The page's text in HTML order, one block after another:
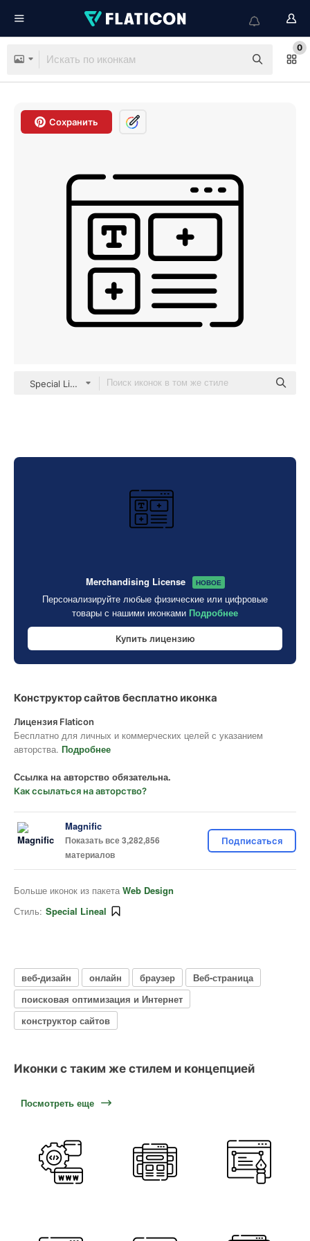
0
Сохранить
Special Lineal
Merchandising License НОВОЕ
Персонализируйте любые физические или цифровые
товары с нашими иконками Подробнее
Купить лицензию
Конструктор сайтов бесплатно иконка
Лицензия Flaticon
Бесплатно для личных и коммерческих целей с указанием
авторства. Подробнее
Ссылка на авторство обязательна.
Как ссылаться на авторство?
Magnific
Показать все 3,282,856
материалов
Подписаться
Больше иконок из пакета Web Design
Стиль: Special Lineal
веб-дизайн онлайн браузер
Веб-страница
поисковая оптимизация и Интернет
конструктор сайтов
Иконки с таким же стилем и концепцией
Посмотреть еще